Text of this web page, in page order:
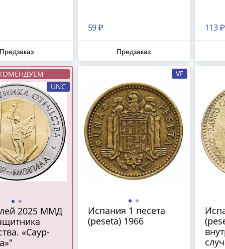
Предзаказ
59 ₽
Предзаказ
113 ₽
UNC
2025 ММД
«Саур-
VF
Испания 1 песета
(peseta) 1966